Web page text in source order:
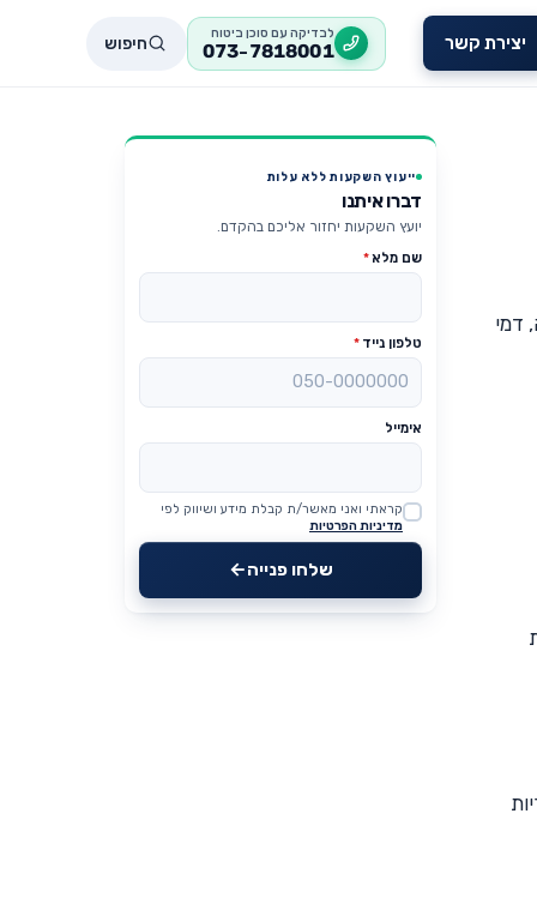
יצירת קשר לבדיקה עם סוכן ביטוח
073-7818001 חיפוש
דמי
ייעוץ השקעות ללא עלות
דברו איתנו
יועץ השקעות יחזור אליכם בהקדם.
שם מלא*
טלפון נייד *
אימייל
Website
קראתי ואני מאשר/ת קבלת מידע ושיווק לפי
מדיניות הפרטיות
שלחו פנייה